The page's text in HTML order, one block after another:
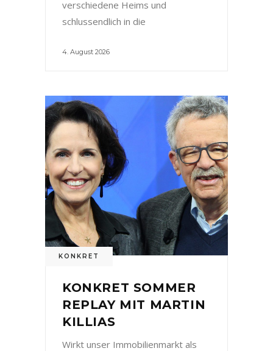
verschiedene Heims und
schlussendlich in die
4. August 2026
KONKRET
KONKRET SOMMER
REPLAY MIT MARTIN
KILLIAS
Wirkt unser Immobilienmarkt als